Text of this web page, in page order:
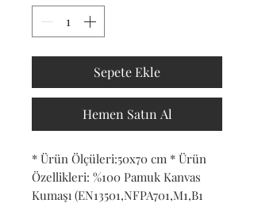
Sepete Ekle
Hemen Satın Al
* Ürün Ölçüleri:50x70 cm * Ürün
Özellikleri: %100 Pamuk Kanvas
Kumaşı (EN13501,NFPA701,M1,B1